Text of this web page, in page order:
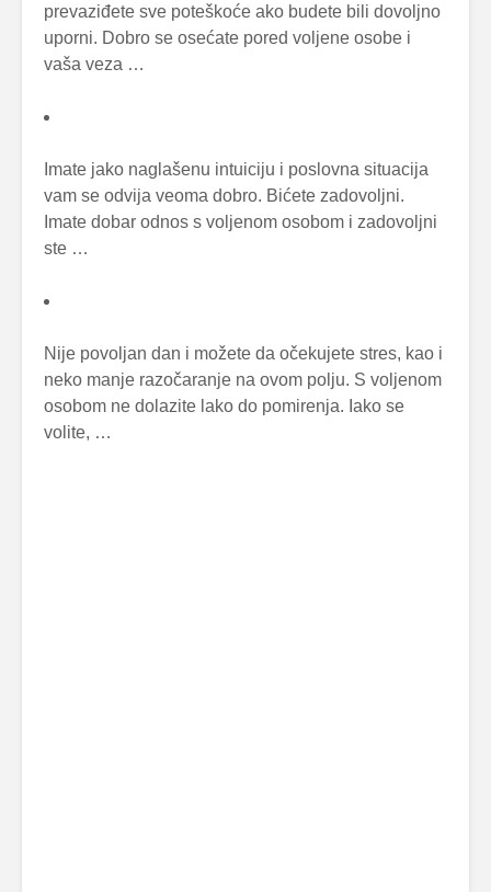
prevaziđete sve poteškoće ako budete bili dovoljno
uporni. Dobro se osećate pored voljene osobe i
vaša veza …
Imate jako naglašenu intuiciju i poslovna situacija
vam se odvija veoma dobro. Bićete zadovoljni.
Imate dobar odnos s voljenom osobom i zadovoljni
ste …
Nije povoljan dan i možete da očekujete stres, kao i
neko manje razočaranje na ovom polju. S voljenom
osobom ne dolazite lako do pomirenja. Iako se
volite, …